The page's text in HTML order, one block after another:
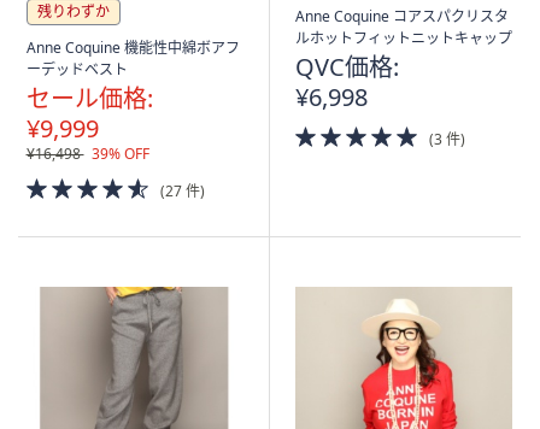
残りわずか
Anne Coquine 機能性中綿ボアフ
ーデッドベスト
セール価格:
¥9,999
¥16,498 39% OFF
4.5
of
(27 件)
Anne Coquine コアスパクリスタ
ルホットフィットニットキャップ
QVC価格:
¥6,998
5.0
of
(3 件)